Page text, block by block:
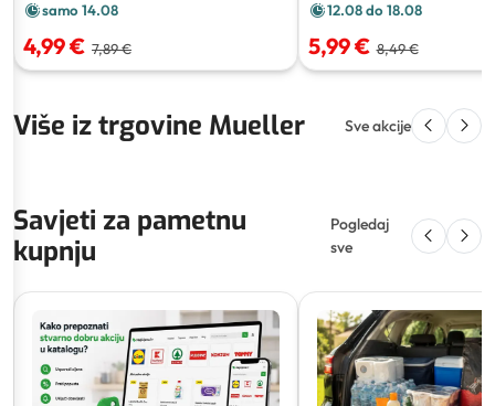
samo 14.08
4,99 € 7,89 €
12.08 do 18.08
5,99 € 8,49 €
Više iz trgovine Mueller Sve akcije
Savjeti za pametnu
kupnju
Pogledaj
sve